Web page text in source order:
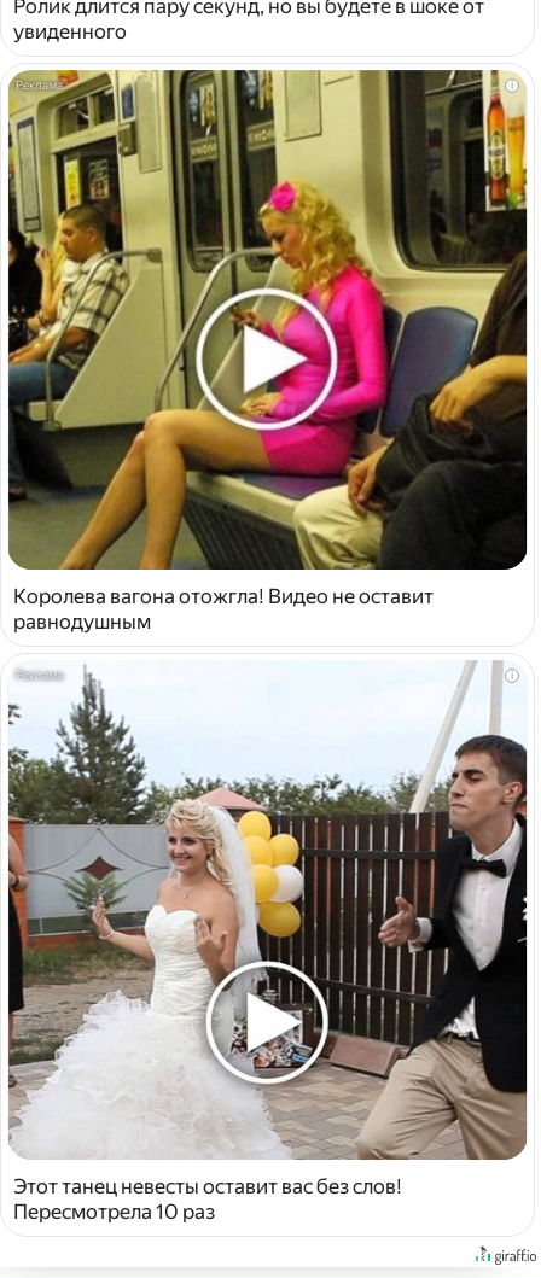
Ролик длится пару секунд, но вы будете в шоке от
увиденного
i
Королева вагона отожгла! Видео не оставит
равнодушным
i
Этот танец невесты оставит вас без слов!
Пересмотрела 10 раз